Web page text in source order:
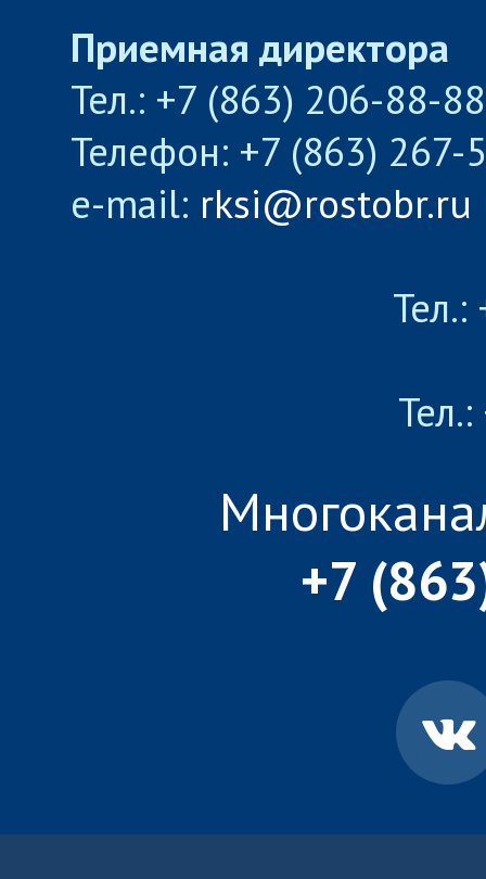
Приемная директора
Тел.: +7 (863) 206-88-
Телефон: +7 (863) 267-
e-mail: rksi@rostobr.ru
+7